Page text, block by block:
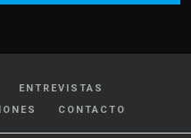
ENTREVISTAS
CONTACTO